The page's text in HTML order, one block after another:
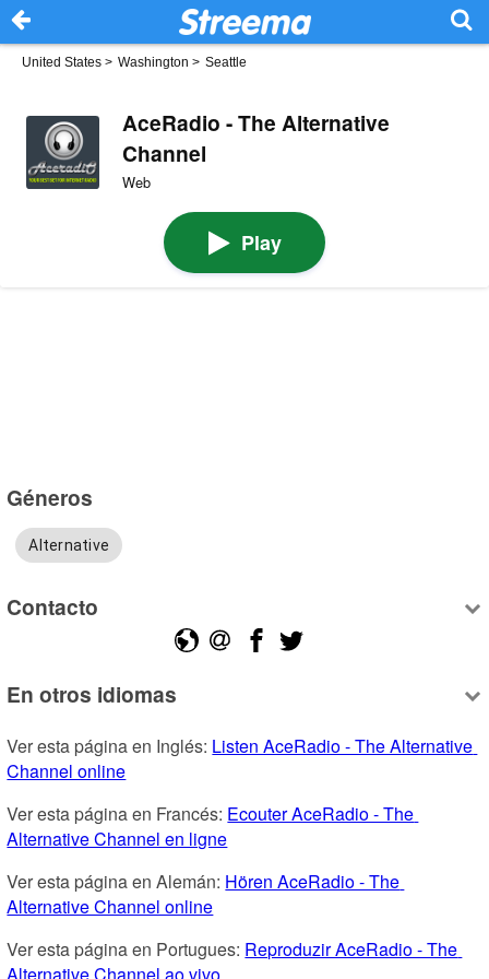
United States > Washington > Seattle
AceRadio - The Alternative
Channel
Web
Play
Géneros
Alternative
Contacto
En otros idiomas
Ver esta página en Inglés: Listen AceRadio - The Alternative
Channel online
Ver esta página en Francés: Ecouter AceRadio - The
Alternative Channel en ligne
Ver esta página en Alemán: Hören AceRadio - The
Alternative Channel online
Ver esta página en Portugues: Reproduzir AceRadio - The
Alternative Channel ao vivo